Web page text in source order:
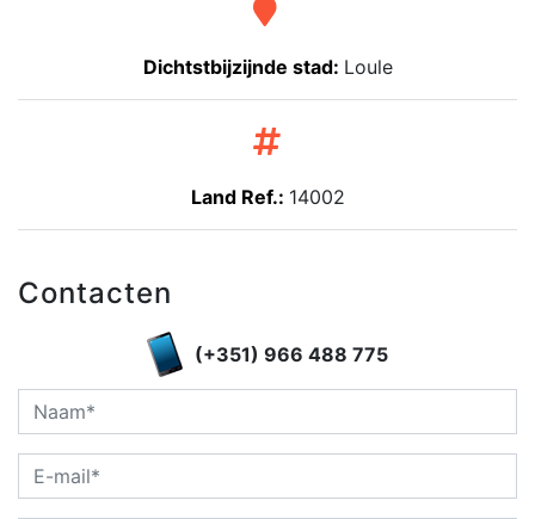
Dichtstbijzijnde stad: Loule
Land Ref.: 14002
Contacten
(+351) 966 488 775